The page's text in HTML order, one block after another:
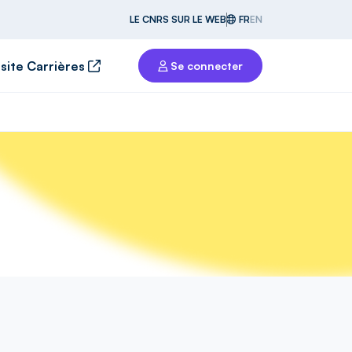
LE CNRS SUR LE WEB FREN
Carrières Se connecter